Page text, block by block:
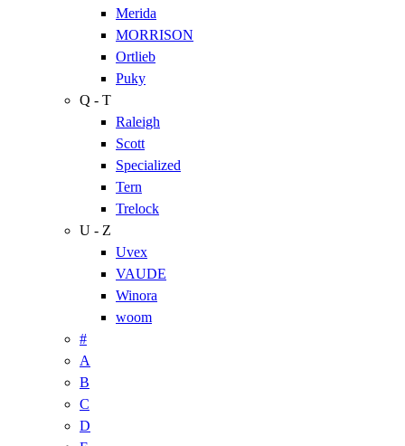
Merida
MORRISON
Ortlieb
Puky
Q - T
Raleigh
Scott
Specialized
Tern
Trelock
U - Z
Uvex
VAUDE
Winora
woom
#
A
B
C
D